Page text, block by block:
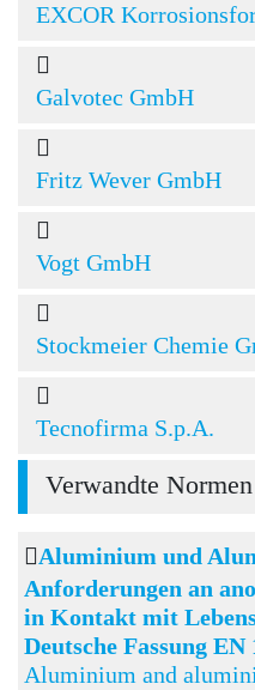
EXCOR
Galvotec GmbH
Fritz Wever GmbH
Vogt GmbH
Stockmeier Chemie
Tecnofirma S.p.A.
Verwandte Normen
Aluminium und
Anforderungen an
in Kontakt mit
Deutsche Fassung EN
Aluminium and